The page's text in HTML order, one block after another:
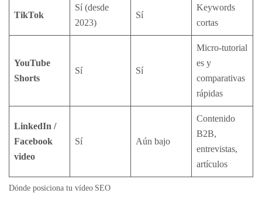
TikTok
Sí (desde
2023)
Sí
Keywords
cortas
YouTube
Shorts
Sí Sí
Micro‑tutorial
es y
comparativas
rápidas
LinkedIn /
Facebook
video
Sí Aún bajo
Contenido
B2B,
entrevistas,
artículos
Dónde posiciona tu vídeo SEO